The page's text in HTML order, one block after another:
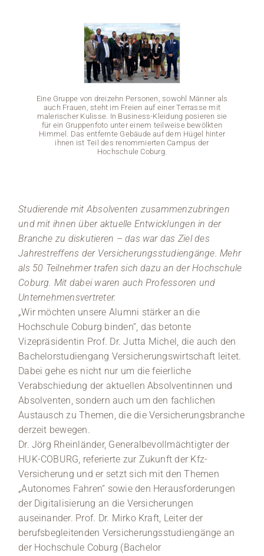
Stellenangebote
Veranstaltungen
Eine Gruppe von dreizehn Personen, sowohl Männer als
auch Frauen, steht im Freien auf einer Terrasse mit
malerischer Kulisse. In Business-Kleidung posieren sie
für ein Gruppenfoto unter einem teilweise bewölkten
Himmel. Das entfernte Gebäude auf dem Hügel hinter
ihnen ist Teil des renommierten Campus der
Hochschule Coburg.
Studierende mit Absolventen zusammenzubringen
und mit ihnen über aktuelle Entwicklungen in der
Branche zu diskutieren – das war das Ziel des
Jahrestreffens der Versicherungsstudiengänge. Mehr
als 50 Teilnehmer trafen sich dazu an der Hochschule
Coburg. Mit dabei waren auch Professoren und
Unternehmensvertreter.
„Wir möchten unsere Alumni stärker an die
Hochschule Coburg binden“, das betonte
Vizepräsidentin Prof. Dr. Jutta Michel, die auch den
Bachelorstudiengang Versicherungswirtschaft leitet.
Dabei gehe es nicht nur um die feierliche
Verabschiedung der aktuellen Absolventinnen und
Absolventen, sondern auch um den fachlichen
Austausch zu Themen, die die Versicherungsbranche
derzeit bewegen.
Dr. Jörg Rheinländer, Generalbevollmächtigter der
HUK-COBURG, referierte zur Zukunft der Kfz-
Versicherung und er setzt sich mit den Themen
„Autonomes Fahren“ sowie den Herausforderungen
der Digitalisierung an die Versicherungen
auseinander. Prof. Dr. Mirko Kraft, Leiter der
berufsbegleitenden Versicherungsstudiengänge an
der Hochschule Coburg (Bachelor